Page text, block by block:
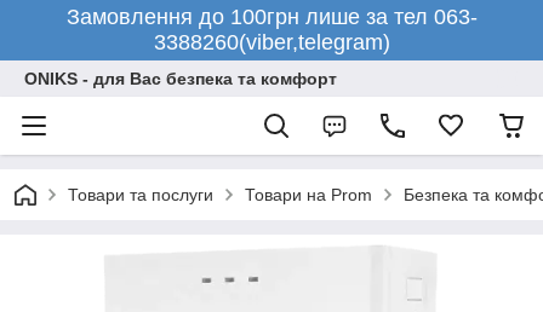
Замовлення до 100грн лише за тел 063-
3388260(viber,telegram)
ONIKS - для Вас безпека та комфорт
Товари та послуги Товари на Prom Безпека та